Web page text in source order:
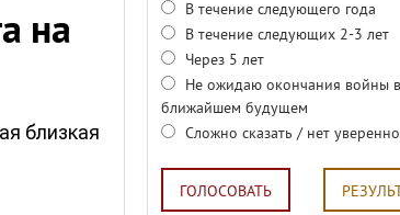
на
близкая
В течение следующего года
В течение следующих 2-3 лет
Через 5 лет
Не ожидаю окончания войны в
ближайшем будущем
Сложно сказать / нет
ГОЛОСОВАТЬ